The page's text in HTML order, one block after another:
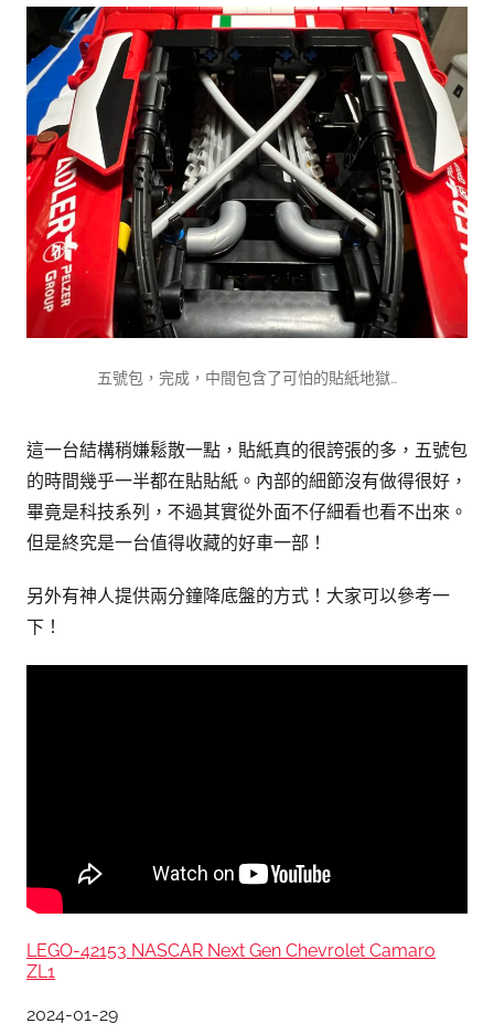
五號包，完成，中間包含了可怕的貼紙地獄…
這一台結構稍嫌鬆散一點，貼紙真的很誇張的多，五號包
的時間幾乎一半都在貼貼紙。內部的細節沒有做得很好，
畢竟是科技系列，不過其實從外面不仔細看也看不出來。
但是終究是一台值得收藏的好車一部！
另外有神人提供兩分鐘降底盤的方式！大家可以參考一
下！
LEGO-42153 NASCAR Next Gen Chevrolet Camaro
ZL1
日期
2024-01-29